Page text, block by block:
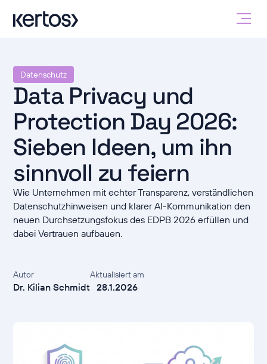
Datenschutz
Data Privacy und
Protection Day 2026:
Sieben Ideen, um ihn
sinnvoll zu feiern
Wie Unternehmen mit echter Transparenz, verständlichen
Datenschutzhinweisen und klarer AI-Kommunikation den
neuen Durchsetzungsfokus des EDPB 2026 erfüllen und
dabei Vertrauen aufbauen.
Autor
Dr. Kilian Schmidt
Aktualisiert am
28.1.2026